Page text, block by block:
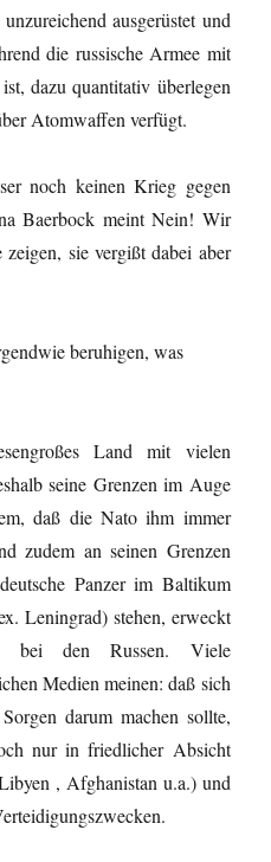
ausgerüstet und
die russische Armee mit
dazu quantitativ überlegen
Atomwaffen verfügt.
noch keinen Krieg gegen
Baerbock meint Nein! Wir
sie vergißt dabei aber
beruhigen, was
Land mit vielen
seine Grenzen im Auge
daß die Nato ihm immer
zudem an seinen Grenzen
Panzer im Baltikum
Leningrad) stehen, erweckt
bei den Russen. Viele
Medien meinen: daß sich
darum machen sollte,
nur in friedlicher Absicht
, Afghanistan u.a.) und